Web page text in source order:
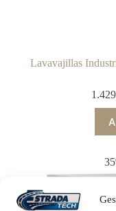
Lavavajillas